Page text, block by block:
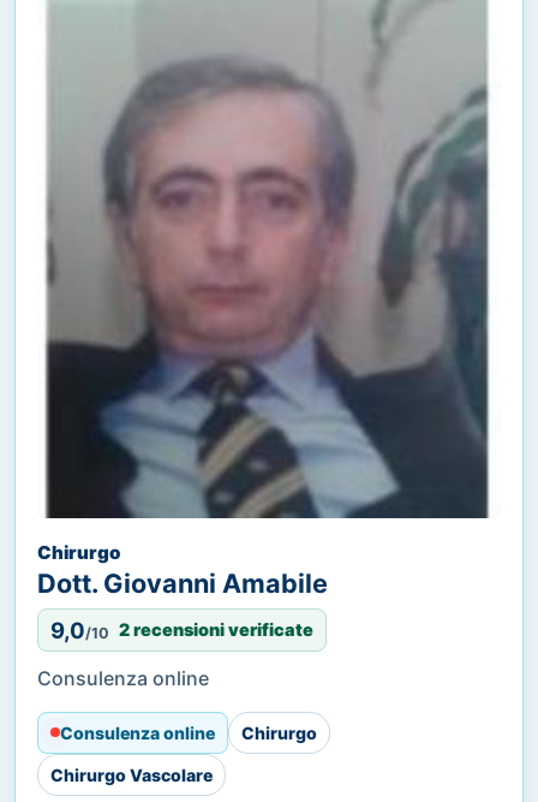
Chirurgo
Dott. Giovanni Amabile
9,0/10 2 recensioni verificate
Consulenza online
Consulenza online Chirurgo
Chirurgo Vascolare